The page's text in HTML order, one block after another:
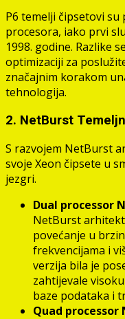
P6 temelji čipsetovi su
procesora, iako prvi
1998. godine. Razlike
optimizaciji za
značajnim korakom
tehnologija.
2. NetBurst
S razvojem NetBurst
svoje Xeon čipsete u
jezgri.
Dual processor
NetBurst
povećanje u
frekvencijama i
verzija bila je
zahtijevale
baze podataka i
Quad processor